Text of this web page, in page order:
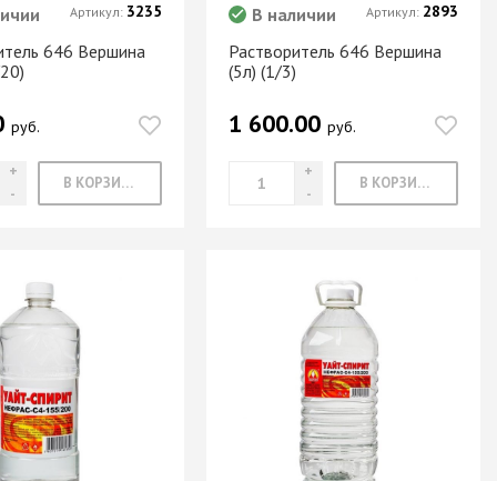
646 Вершина
руб.
В КОРЗИНУ
Артикул: 3235
Растворитель 646 Вершина
(5л) (1/3)
В наличии
1 600.00руб.
В КОРЗИНУ
Артикул: 2893